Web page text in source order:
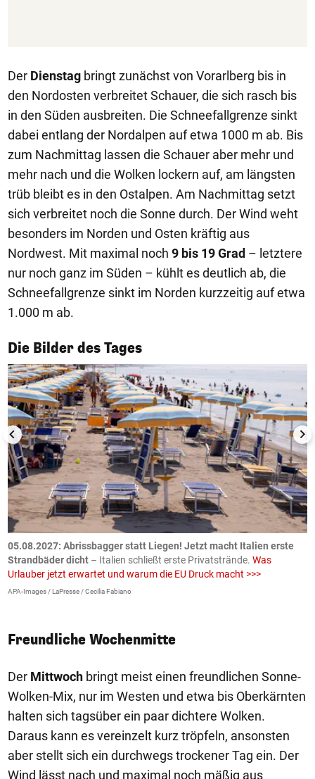
Der Dienstag bringt zunächst von Vorarlberg bis in
den Nordosten verbreitet Schauer, die sich rasch bis
in den Süden ausbreiten. Die Schneefallgrenze sinkt
dabei entlang der Nordalpen auf etwa 1000 m ab. Bis
zum Nachmittag lassen die Schauer aber mehr und
mehr nach und die Wolken lockern auf, am längsten
trüb bleibt es in den Ostalpen. Am Nachmittag setzt
sich verbreitet noch die Sonne durch. Der Wind weht
besonders im Norden und Osten kräftig aus
Nordwest. Mit maximal noch 9 bis 19 Grad – letztere
nur noch ganz im Süden – kühlt es deutlich ab, die
Schneefallgrenze sinkt im Norden kurzzeitig auf etwa
1.000 m ab.
Die Bilder des Tages
1/50
05.08.2027: Abrissbagger statt Liegen! Jetzt macht Italien erste
Strandbäder dicht – Italien schließt erste Privatstrände. Was
Urlauber jetzt erwartet und warum die EU Druck macht >>>
APA-Images / LaPresse / Cecilia Fabiano
Freundliche Wochenmitte
Der Mittwoch bringt meist einen freundlichen Sonne-
Wolken-Mix, nur im Westen und etwa bis Oberkärnten
halten sich tagsüber ein paar dichtere Wolken.
Daraus kann es vereinzelt kurz tröpfeln, ansonsten
aber stellt sich ein durchwegs trockener Tag ein. Der
Wind lässt nach und maximal noch mäßig aus